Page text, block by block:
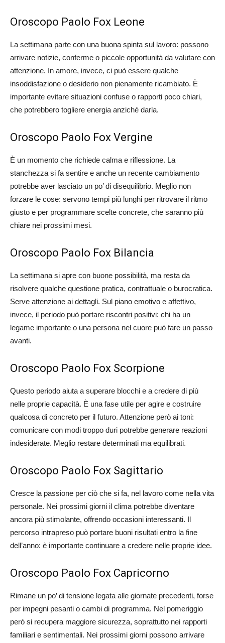
Oroscopo Paolo Fox Leone
La settimana parte con una buona spinta sul lavoro: possono
arrivare notizie, conferme o piccole opportunità da valutare con
attenzione. In amore, invece, ci può essere qualche
insoddisfazione o desiderio non pienamente ricambiato. È
importante evitare situazioni confuse o rapporti poco chiari,
che potrebbero togliere energia anziché darla.
Oroscopo Paolo Fox Vergine
È un momento che richiede calma e riflessione. La
stanchezza si fa sentire e anche un recente cambiamento
potrebbe aver lasciato un po’ di disequilibrio. Meglio non
forzare le cose: servono tempi più lunghi per ritrovare il ritmo
giusto e per programmare scelte concrete, che saranno più
chiare nei prossimi mesi.
Oroscopo Paolo Fox Bilancia
La settimana si apre con buone possibilità, ma resta da
risolvere qualche questione pratica, contrattuale o burocratica.
Serve attenzione ai dettagli. Sul piano emotivo e affettivo,
invece, il periodo può portare riscontri positivi: chi ha un
legame importante o una persona nel cuore può fare un passo
avanti.
Oroscopo Paolo Fox Scorpione
Questo periodo aiuta a superare blocchi e a credere di più
nelle proprie capacità. È una fase utile per agire e costruire
qualcosa di concreto per il futuro. Attenzione però ai toni:
comunicare con modi troppo duri potrebbe generare reazioni
indesiderate. Meglio restare determinati ma equilibrati.
Oroscopo Paolo Fox Sagittario
Cresce la passione per ciò che si fa, nel lavoro come nella vita
personale. Nei prossimi giorni il clima potrebbe diventare
ancora più stimolante, offrendo occasioni interessanti. Il
percorso intrapreso può portare buoni risultati entro la fine
dell’anno: è importante continuare a credere nelle proprie idee.
Oroscopo Paolo Fox Capricorno
Rimane un po’ di tensione legata alle giornate precedenti, forse
per impegni pesanti o cambi di programma. Nel pomeriggio
però si recupera maggiore sicurezza, soprattutto nei rapporti
familiari e sentimentali. Nei prossimi giorni possono arrivare